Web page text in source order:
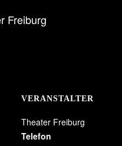
Freiburg
VERANSTALTER
Theater Freiburg
Telefon